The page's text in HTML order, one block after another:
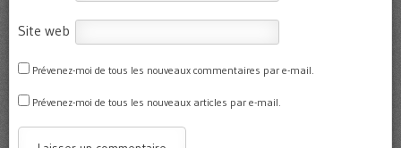
Site web
Prévenez-moi de tous les nouveaux commentaires par e-mail.
Prévenez-moi de tous les nouveaux articles par e-mail.